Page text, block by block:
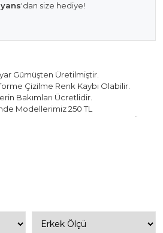
'dan size hediye!
Gümüşten Üretilmiştir.
Çizilme Renk Kaybı Olabilir.
Bakımları Ücretlidir.
Modellerimiz 250 TL
Bileklik Modellerimiz 150 TL Sabit Ücret